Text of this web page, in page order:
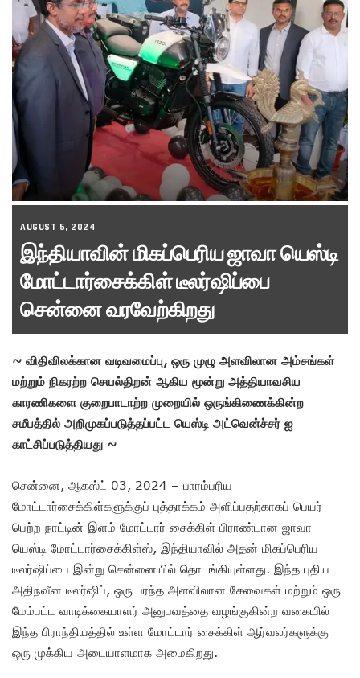
AUGUST 5, 2024
இந்தியாவின் மிகப்பெரிய ஜாவா யெஸ்டி
மோட்டார்சைக்கிள் டீலர்ஷிப்பை
சென்னை வரவேற்கிறது
~ விதிவிலக்கான வடிவமைப்பு, ஒரு முழு அளவிலான அம்சங்கள்
மற்றும் நிகரற்ற செயல்திறன் ஆகிய மூன்று அத்தியாவசிய
காரணிகளை குறைபாடாற்ற முறையில் ஒருங்கிணைக்கின்ற
சமீபத்தில் அறிமுகப்படுத்தப்பட்ட யெஸ்டி அட்வென்ச்சர் ஐ
காட்சிப்படுத்தியது ~
சென்னை, ஆகஸ்ட் 03, 2024 – பாரம்பரிய
மோட்டார்சைக்கிள்களுக்குப் புத்தாக்கம் அளிப்பதற்காகப் பெயர்
பெற்ற நாட்டின் இளம் மோட்டார் சைக்கிள் பிராண்டான ஜாவா
யெஸ்டி மோட்டார்சைக்கிள்ஸ், இந்தியாவில் அதன் மிகப்பெரிய
டீலர்ஷிப்பை இன்று சென்னையில் தொடங்கியுள்ளது. இந்த புதிய
அதிநவீன டீலர்ஷிப், ஒரு பரந்த அளவிலான சேவைகள் மற்றும் ஒரு
மேம்பட்ட வாடிக்கையாளர் அனுபவத்தை வழங்குகின்ற வகையில்
இந்த பிராந்தியத்தில் உள்ள மோட்டார் சைக்கிள் ஆர்வலர்களுக்கு
ஒரு முக்கிய அடையாளமாக அமைகிறது.